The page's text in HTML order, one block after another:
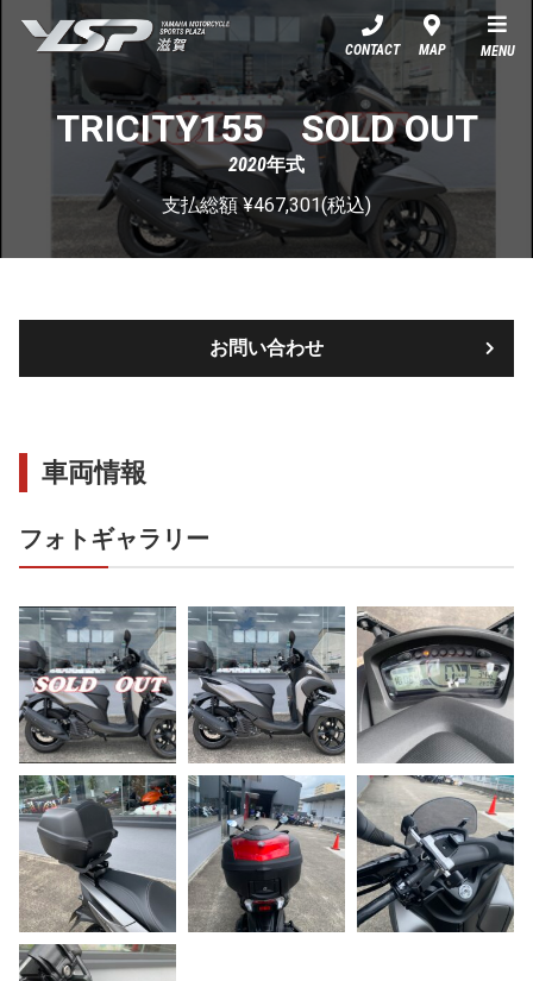
CONTACT MAP MENU
TRICITY155 SOLD OUT
2020年式
支払総額 ¥467,301(税込)
お問い合わせ
車両情報
フォトギャラリー